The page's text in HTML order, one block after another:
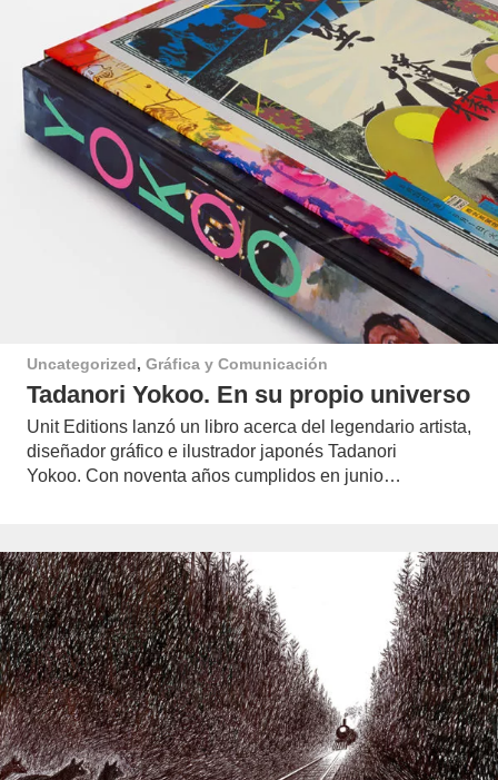
Uncategorized, Gráfica y Comunicación
Tadanori Yokoo. En su propio universo
Unit Editions lanzó un libro acerca del legendario artista,
diseñador gráfico e ilustrador japonés Tadanori
Yokoo. Con noventa años cumplidos en junio…